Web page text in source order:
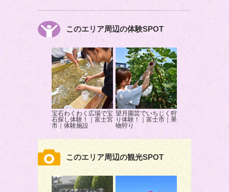
このエリア周辺の体験SPOT
宝石わくわく広場で宝
石探し体験！｜富士宮
市｜体験施設
望月園芸でいちじく狩
り体験！｜富士市｜果
物狩り
このエリア周辺の観光SPOT